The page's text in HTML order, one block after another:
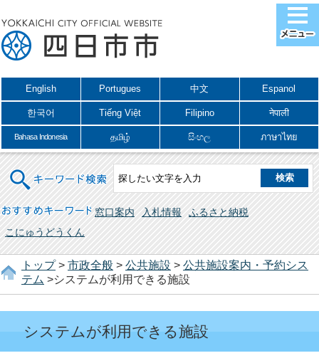
English Portugues 中文 Espanol
한국어 Tiếng Việt Filipino नेपाली
Bahasa Indonesia தமிழ் සිංහල ภาษาไทย
キーワード検索
おすすめキーワード 窓口案内 入札情報
ふるさと納税
こにゅうどうくん
トップ> 市政全般 > 公共施設 > 公共施設案内・予約シス
テム >システムが利用できる施設
システムが利用できる施設